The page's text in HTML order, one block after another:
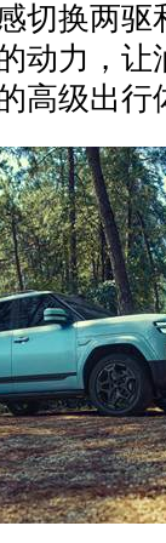
切换两
动力，
高级出行